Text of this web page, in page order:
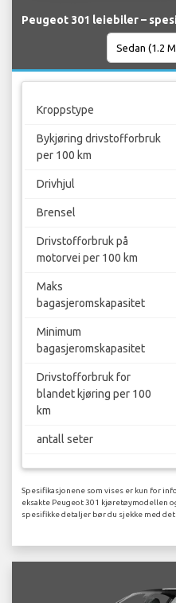
Peugeot 301 leiebiler –
Kroppstype
Bykjøring drivstofforbruk
per 100 km
Drivhjul
Brensel
Drivstofforbruk på
motorvei per 100 km
Maks
bagasjeromskapasitet
Minimum
bagasjeromskapasitet
Drivstofforbruk for
blandet kjøring per 100
km
antall seter
Spesifikasjonene som vises er kun for
eksakte Peugeot 301 kjøretøymodellen
spesifikke detaljer bør du sjekke med